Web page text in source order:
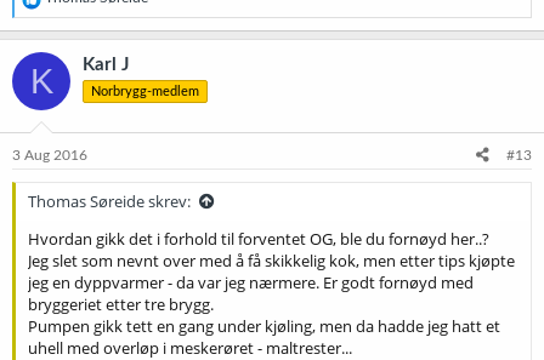
e
a
k
s
j
o
e
K Karl J
Norbrygg-medlem
3 Aug 2016 #13
Thomas Søreide skrev:
Hvordan gikk det i forhold til forventet OG, ble du fornøyd her..?
Jeg slet som nevnt over med å få skikkelig kok, men etter tips kjøpte
jeg en dyppvarmer - da var jeg nærmere. Er godt fornøyd med
bryggeriet etter tre brygg.
Pumpen gikk tett en gang under kjøling, men da hadde jeg hatt et
uhell med overløp i meskerøret - maltrester...